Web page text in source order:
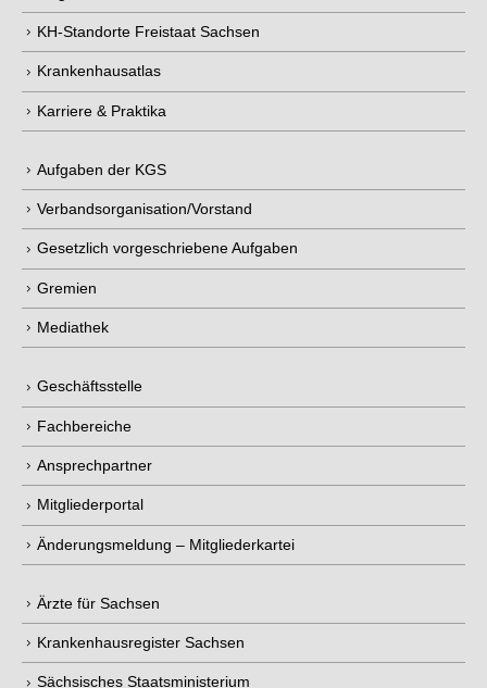
KH-Standorte Freistaat Sachsen
Krankenhausatlas
Karriere & Praktika
Aufgaben der KGS
Verbandsorganisation/Vorstand
Gesetzlich vorgeschriebene Aufgaben
Gremien
Mediathek
Geschäftsstelle
Fachbereiche
Ansprechpartner
Mitgliederportal
Änderungsmeldung – Mitgliederkartei
Ärzte für Sachsen
Krankenhausregister Sachsen
Sächsisches Staatsministerium